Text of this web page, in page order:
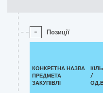
- Позиції
КОНКРЕТНА НАЗВА
ПРЕДМЕТА
ЗАКУПІВЛІ
/